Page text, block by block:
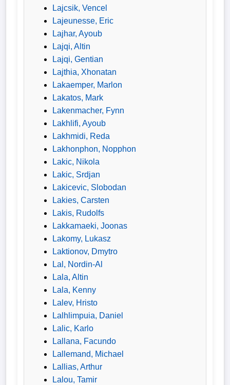
Lajcsik, Vencel
Lajeunesse, Eric
Lajhar, Ayoub
Lajqi, Altin
Lajqi, Gentian
Lajthia, Xhonatan
Lakaemper, Marlon
Lakatos, Mark
Lakenmacher, Fynn
Lakhlifi, Ayoub
Lakhmidi, Reda
Lakhonphon, Nopphon
Lakic, Nikola
Lakic, Srdjan
Lakicevic, Slobodan
Lakies, Carsten
Lakis, Rudolfs
Lakkamaeki, Joonas
Lakomy, Lukasz
Laktionov, Dmytro
Lal, Nordin-Al
Lala, Altin
Lala, Kenny
Lalev, Hristo
Lalhlimpuia, Daniel
Lalic, Karlo
Lallana, Facundo
Lallemand, Michael
Lallias, Arthur
Lalou, Tamir